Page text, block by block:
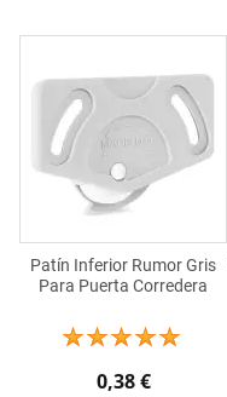
Patín Inferior Rumor Gris
Para Puerta Corredera
0,38 €